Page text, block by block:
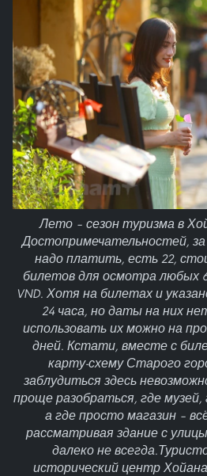
Лето – сезон туризма в
Достопримечательностей,
надо платить, есть 22,
билетов для осмотра любых
VND. Хотя на билетах и
24 часа, но даты на них
использовать их можно на
дней. Кстати, вместе с
карту-схему Старого
заблудиться здесь
проще разобраться, где музей,
а где просто магазин –
рассматривая здание с
далеко не
исторический центр